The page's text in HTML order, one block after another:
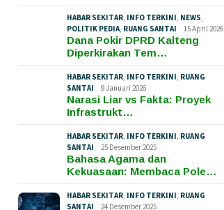
HABAR SEKITAR INFO TERKINI NEWS
POLITIK PEDIA RUANG SANTAI 15 April 2026
Dana Pokir DPRD Kalteng
Diperkirakan Tem…
HABAR SEKITAR INFO TERKINI RUANG
SANTAI
9 Januari 2026
Narasi Liar vs Fakta: Proyek
Infrastrukt…
HABAR SEKITAR INFO TERKINI RUANG
SANTAI
25 Desember 2025
Bahasa Agama dan
Kekuasaan: Membaca Pole…
HABAR SEKITAR INFO TERKINI RUANG
SANTAI
24 Desember 2025